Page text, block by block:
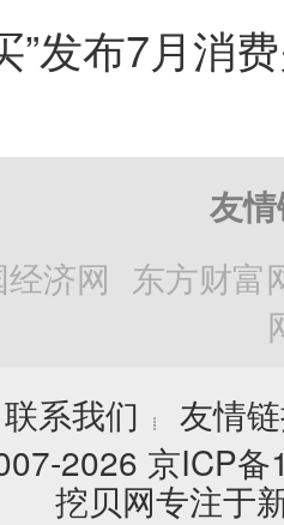
”发布7月消
友
济网 东方财富
联系我们 ┊
友情
2026 京ICP
挖贝网专注于